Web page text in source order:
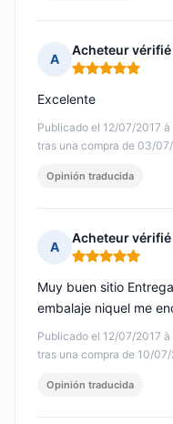
A
Acheteur vérifié
Nota: 5 de 5
Publicado el 12/07/2017 à
tras una compra de 03/
Excelente
Opinión traducida
A
Acheteur vérifié
Nota: 5 de 5
Publicado el 12/07/2017 à
tras una compra de 10/07/
Muy buen sitio
embalaje niquel me
Opinión traducida